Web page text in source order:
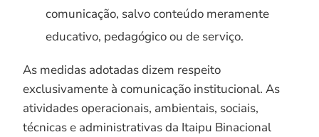
comunicação, salvo conteúdo meramente
educativo, pedagógico ou de serviço.
As medidas adotadas dizem respeito
exclusivamente à comunicação institucional. As
atividades operacionais, ambientais, sociais,
técnicas e administrativas da Itaipu Binacional